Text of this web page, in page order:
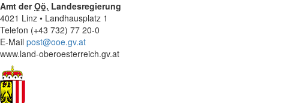
Amt derOö. Landesregierung
4021 Linz • Landhausplatz 1
Telefon (+43 732) 77 20-0
E-Mail post@ooe.gv.at
www.land-oberoesterreich.gv.at